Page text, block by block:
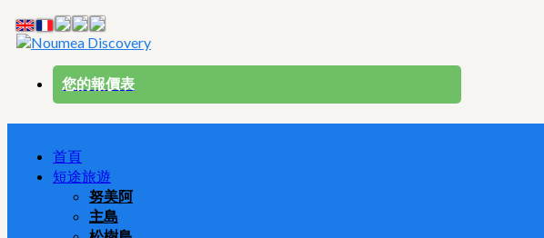
您的報價表
首頁
短途旅遊
努美阿
主島